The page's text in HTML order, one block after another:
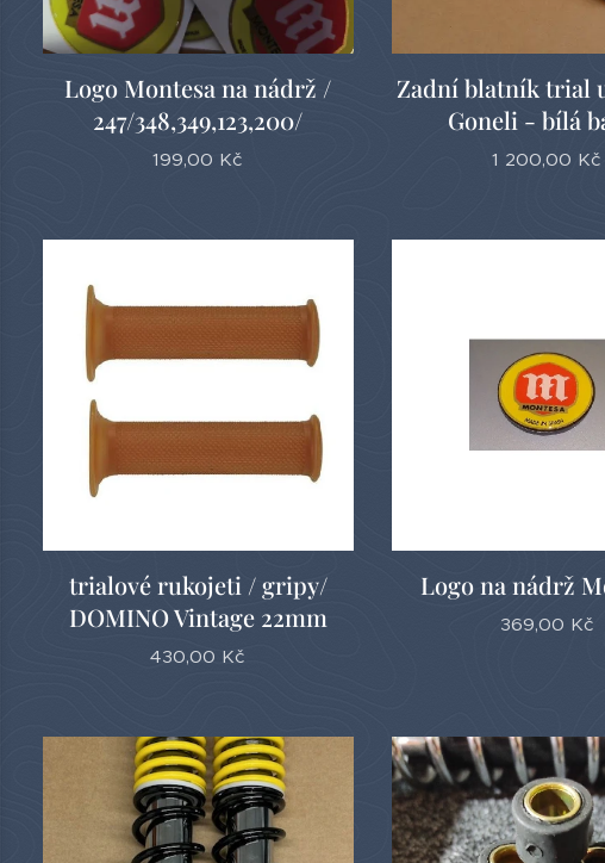
Logo Montesa na nádrž /
247/348,349,123,200/
199,00 Kč
Zadní blatník trial
Goneli - bílá
1 200,00 Kč
trialové rukojeti / gripy/
DOMINO Vintage 22mm
430,00 Kč
Logo na nádrž
369,00 Kč